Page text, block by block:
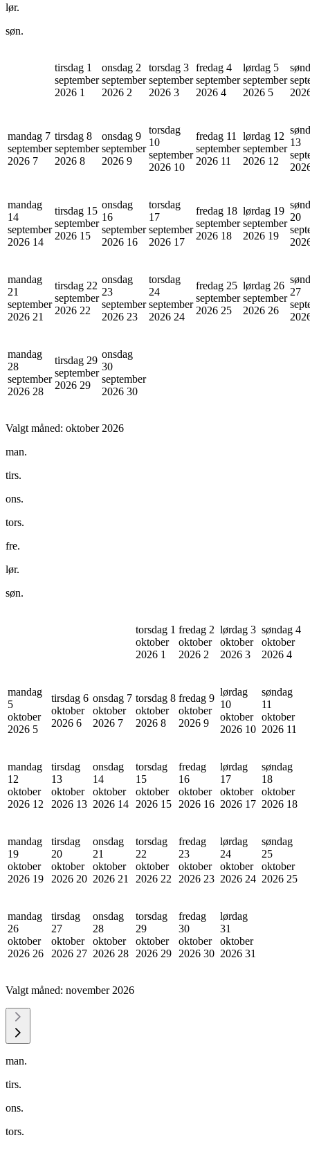
lør.
søn.
tirsdag 1
september
2026 1
onsdag 2
september
2026 2
torsdag 3
september
2026 3
fredag 4
september
2026 4
lørdag 5
september
2026 5
mandag 7
september
2026 7
tirsdag 8
september
2026 8
onsdag 9
september
2026 9
torsdag
10
september
2026 10
fredag 11
september
2026 11
lørdag 12
september
2026 12
13
mandag
14
september
2026 14
tirsdag 15
september
2026 15
onsdag
16
september
2026 16
torsdag
17
september
2026 17
fredag 18
september
2026 18
lørdag 19
september
2026 19
20
mandag
21
september
2026 21
tirsdag 22
september
2026 22
onsdag
23
september
2026 23
torsdag
24
september
2026 24
fredag 25
september
2026 25
lørdag 26
september
2026 26
27
mandag
28
september
2026 28
tirsdag 29
september
2026 29
onsdag
30
september
2026 30
Valgt måned: oktober 2026
man.
tirs.
ons.
tors.
fre.
lør.
søn.
torsdag 1
oktober
2026 1
fredag 2
oktober
2026 2
lørdag 3
oktober
2026 3
søndag 4
oktober
2026 4
mandag
5
oktober
2026 5
tirsdag 6
oktober
2026 6
onsdag 7
oktober
2026 7
torsdag 8
oktober
2026 8
fredag 9
oktober
2026 9
lørdag
10
oktober
2026 10
søndag
11
oktober
2026 11
mandag
12
oktober
2026 12
tirsdag
13
oktober
2026 13
onsdag
14
oktober
2026 14
torsdag
15
oktober
2026 15
fredag
16
oktober
2026 16
lørdag
17
oktober
2026 17
søndag
18
oktober
2026 18
mandag
19
oktober
2026 19
tirsdag
20
oktober
2026 20
onsdag
21
oktober
2026 21
torsdag
22
oktober
2026 22
fredag
23
oktober
2026 23
lørdag
24
oktober
2026 24
søndag
25
oktober
2026 25
mandag
26
oktober
2026 26
tirsdag
27
oktober
2026 27
onsdag
28
oktober
2026 28
torsdag
29
oktober
2026 29
fredag
30
oktober
2026 30
lørdag
31
oktober
2026 31
Valgt måned: november 2026
man.
tirs.
ons.
tors.